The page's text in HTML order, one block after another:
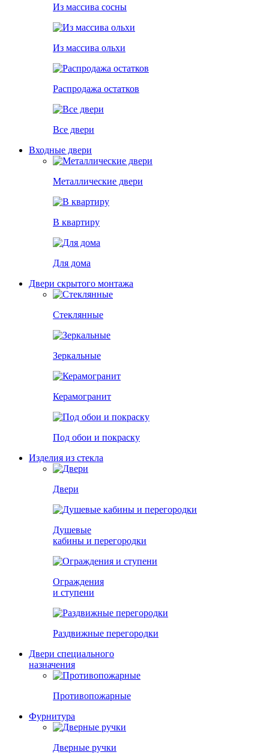
Из массива сосны
Из массива ольхи
Распродажа остатков
Все двери
Входные двери
Металлические двери
В квартиру
Для дома
Двери скрытого монтажа
Стеклянные
Зеркальные
Керамогранит
Под обои и покраску
Изделия из стекла
Двери
Душевые
кабины и перегородки
Ограждения
и ступени
Раздвижные перегородки
Двери специального
назначения
Противопожарные
Фурнитура
Дверные ручки